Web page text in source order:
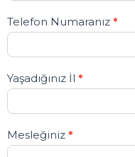
Telefon Numaranız *
Yaşadığınız İl *
Mesleğiniz *